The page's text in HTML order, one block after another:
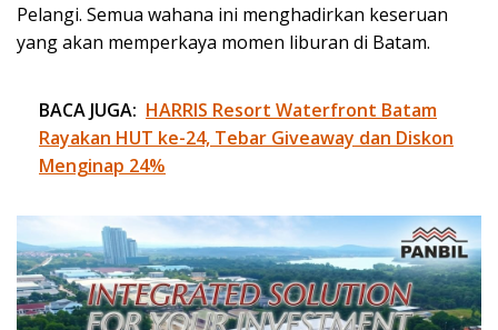
Pelangi. Semua wahana ini menghadirkan keseruan
yang akan memperkaya momen liburan di Batam.
BACA JUGA: HARRIS Resort Waterfront Batam
Rayakan HUT ke-24, Tebar Giveaway dan Diskon
Menginap 24%